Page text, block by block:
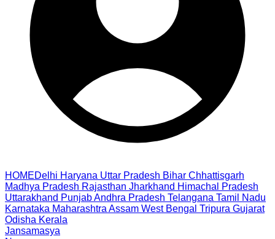
HOMEDelhi Haryana Uttar Pradesh Bihar Chhattisgarh
Madhya Pradesh Rajasthan Jharkhand Himachal Pradesh
Uttarakhand PunjabAndhra Pradesh Telangana Tamil Nadu
Karnataka Maharashtra Assam West Bengal Tripura Gujarat
Odisha Kerala
Jansamasya